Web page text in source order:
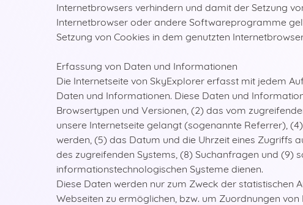
Internetbrowsers verhindern und damit der Setzung
Internetbrowser oder andere Softwareprogramme
Setzung von Cookies in dem genutzten
Erfassung von Daten und Informationen
Die Internetseite von SkyExplorer erfasst mit jedem
Daten und Informationen. Diese Daten und
Browsertypen und Versionen, (2) das vom
unsere Internetseite gelangt (sogenannte Referrer),
werden, (5) das Datum und die Uhrzeit eines Zugriffs
des zugreifenden Systems, (8) Suchanfragen und (9)
informationstechnologischen Systeme dienen.
Diese Daten werden nur zum Zweck der statistischen
Webseiten zu ermöglichen, bzw. um Zuordnungen